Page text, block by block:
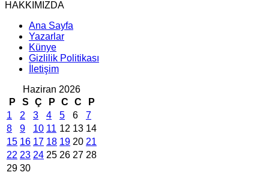
HAKKIMIZDA
Ana Sayfa
Yazarlar
Künye
Gizlilik Politikası
İletişim
Haziran 2026
P
S Ç P C C
P
1
2 3 4 5 6
7
8
9 10 11 12 13 14
15 16 17 18 19 20 21
22 23 24 25 26 27 28
29 30